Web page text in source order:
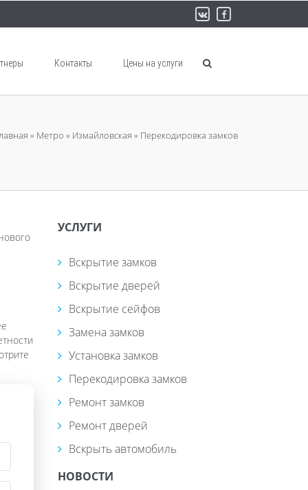
Контакты Цены на услуги
» Метро » Измайловская » Перекодировка замков
УСЛУГИ
Вскрытие замков
Вскрытие дверей
Вскрытие сейфов
Замена замков
Установка замков
Перекодировка замков
Ремонт замков
Ремонт дверей
Вскрыть автомобиль
НОВОСТИ